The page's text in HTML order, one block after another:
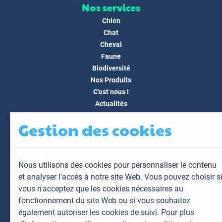
Nos services
Chien
Chat
Cheval
Faune
Biodiversité
Nos Produits
C'est nous !
Actualités
FAQ
Mon espace
Mes animaux
Mes résultats
Mes commandes
Mes factures
Gestion des cookies
Nous utilisons des cookies pour personnaliser le contenu
et analyser l'accès à notre site Web. Vous pouvez choisir si
vous n'acceptez que les cookies nécessaires au
fonctionnement du site Web ou si vous souhaitez
également autoriser les cookies de suivi. Pour plus